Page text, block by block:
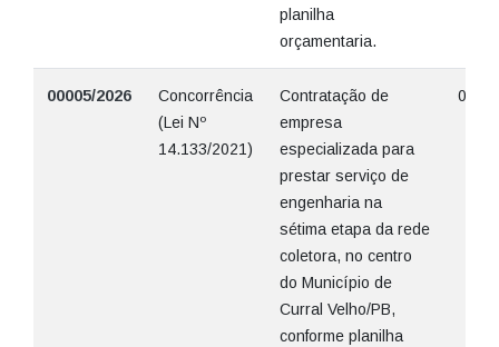
planilha
orçamentaria.
00005/2026
Concorrência
(Lei Nº
14.133/2021)
Contratação de
empresa
especializada para
prestar serviço de
engenharia na
sétima etapa da rede
coletora, no centro
do Município de
Curral Velho/PB,
conforme planilha
05/